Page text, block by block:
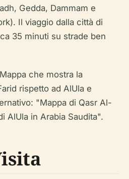
Gedda, Dammam e
Il viaggio dalla città di
35 minuti su strade ben
che mostra la
rispetto ad AlUla e
"Mappa di Qasr Al-
AlUla in Arabia Saudita".